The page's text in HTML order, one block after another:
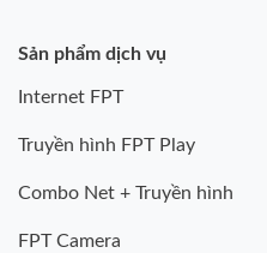
Sản phẩm dịch vụ
Internet FPT
Truyền hình FPT Play
Combo Net + Truyền hình
FPT Camera